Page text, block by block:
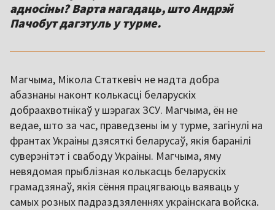
адносіны? Варта нагадаць, што Андрэй
Пачобут дагэтуль у турме.
Магчыма, Мікола Статкевіч не надта добра
абазнаны наконт колькасці беларускіх
добраахвотнікаў у шэрагах ЗСУ. Магчыма, ён не
ведае, што за час, праведзены ім у турме, загінулі на
франтах Украіны дзясяткі беларусаў, якія баранілі
суверэнітэт і свабоду Украіны. Магчыма, яму
невядомая прыблізная колькасць беларускіх
грамадзянаў, якія сёння працягваюць ваяваць у
самых розных падраздзяленнях украінскага войска.